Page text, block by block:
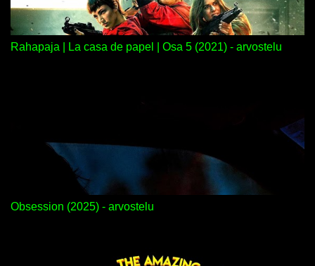
Rahapaja | La casa de papel | Osa 5 (2021) - arvostelu
Obsession (2025) - arvostelu